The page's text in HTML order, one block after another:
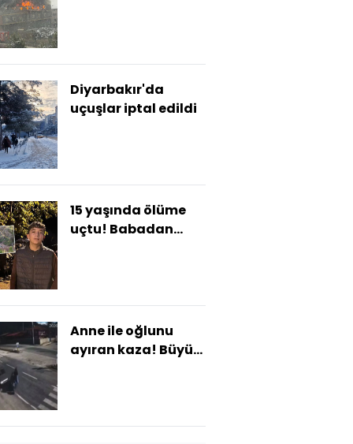
Diyarbakır'da
uçuşlar iptal edildi
15 yaşında ölüme
uçtu! Babadan
Anne ile oğlunu
ayıran kaza! Büyük